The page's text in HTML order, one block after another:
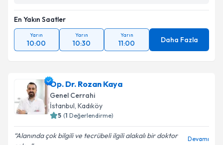
En Yakın Saatler
Yarın
10:00
Yarın
10:30
Yarın
11:00 Daha Fazla
Op. Dr. Rozan Kaya
Genel Cerrahi
İstanbul, Kadıköy
5 (1 Değerlendirme)
Alanında çok bilgili ve tecrübeli ilgili alakalı bir doktor
Devamı